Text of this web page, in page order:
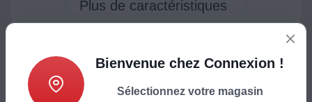
Produits complémentaires
Bienvenue chez Connexion !
Sélectionnez votre magasin